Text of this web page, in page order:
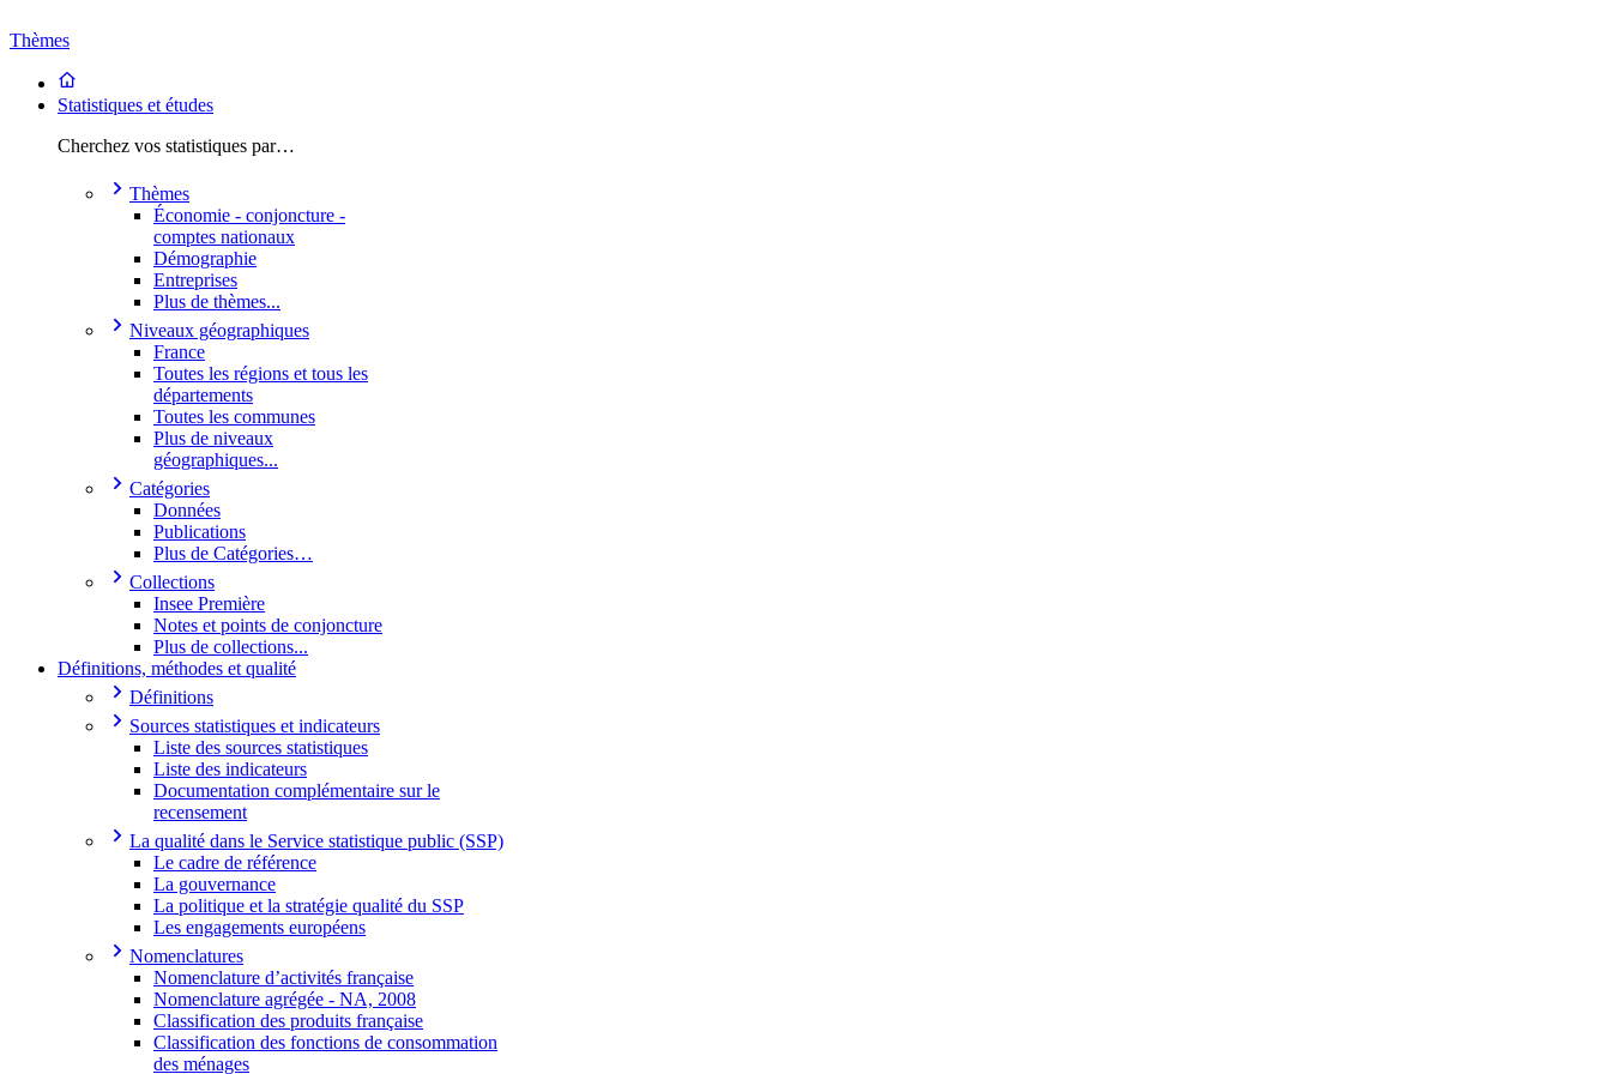
Thèmes
Statistiques et études
Cherchez vos statistiques par…
Thèmes
Économie - conjoncture -
comptes nationaux
Démographie
Entreprises
Plus de thèmes...
Niveaux géographiques
France
Toutes les régions et tous les
départements
Toutes les communes
Plus de niveaux
géographiques...
Catégories
Données
Publications
Plus de Catégories…
Collections
Insee Première
Notes et points de conjoncture
Plus de collections...
Définitions, méthodes et qualité
Définitions
Sources statistiques et indicateurs
Liste des sources statistiques
Liste des indicateurs
Documentation complémentaire sur le
recensement
La qualité dans le Service statistique public (SSP)
Le cadre de référence
La gouvernance
La politique et la stratégie qualité du SSP
Les engagements européens
Nomenclatures
Nomenclature d’activités française
Nomenclature agrégée - NA, 2008
Classification des produits française
Classification des fonctions de consommation
des ménages